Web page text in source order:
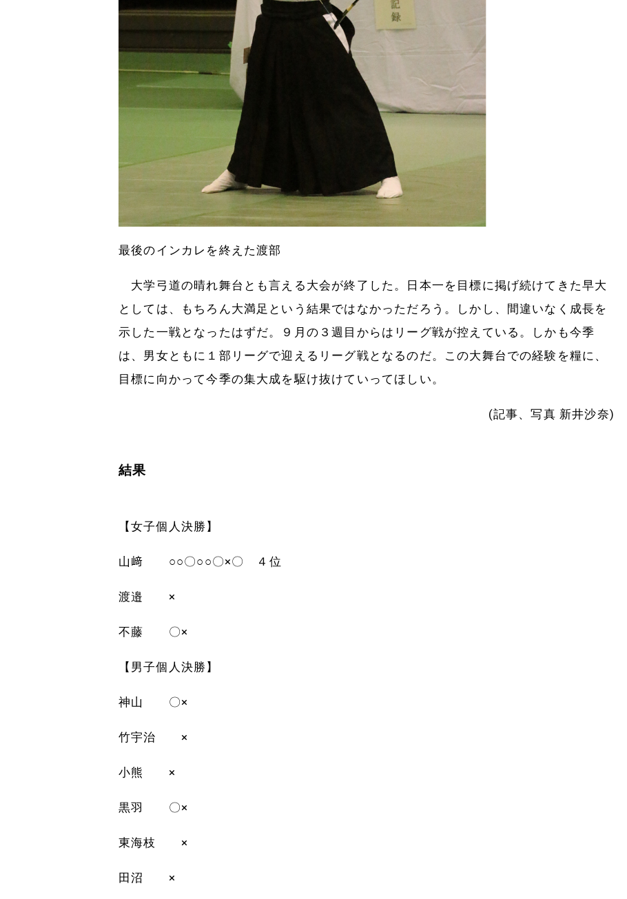
最後のインカレを終えた渡部
大学弓道の晴れ舞台とも言える大会が終了した。日本一を目標に掲げ続けてきた早大
としては、もちろん大満足という結果ではなかっただろう。しかし、間違いなく成長を
示した一戦となったはずだ。９月の３週目からはリーグ戦が控えている。しかも今季
は、男女ともに１部リーグで迎えるリーグ戦となるのだ。この大舞台での経験を糧に、
目標に向かって今季の集大成を駆け抜けていってほしい。
(記事、写真 新井沙奈)
結果
【女子個人決勝】
山﨑 ○○〇○○〇×〇 ４位
渡邉 ×
不藤 〇×
【男子個人決勝】
神山 〇×
竹宇治 ×
小熊 ×
黒羽 〇×
東海枝 ×
田沼 ×